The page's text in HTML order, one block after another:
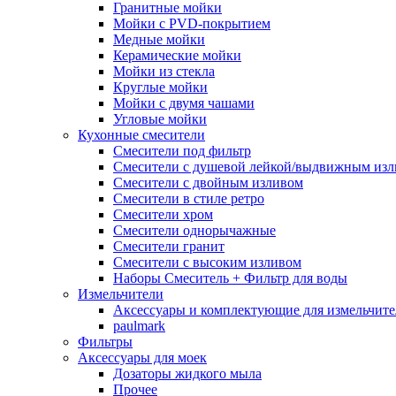
Гранитные мойки
Мойки с PVD-покрытием
Медные мойки
Керамические мойки
Мойки из стекла
Круглые мойки
Мойки с двумя чашами
Угловые мойки
Кухонные смесители
Смесители под фильтр
Смесители с душевой лейкой/выдвижным
Смесители с двойным изливом
Смесители в стиле ретро
Смесители хром
Смесители однорычажные
Смесители гранит
Смесители с высоким изливом
Наборы Смеситель + Фильтр для воды
Измельчители
Аксессуары и комплектующие для
paulmark
Фильтры
Аксессуары для моек
Дозаторы жидкого мыла
Прочее